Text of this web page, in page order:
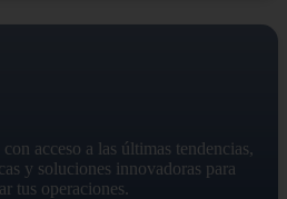
acceso a las últimas tendencias,
y soluciones innovadoras para
tus operaciones.